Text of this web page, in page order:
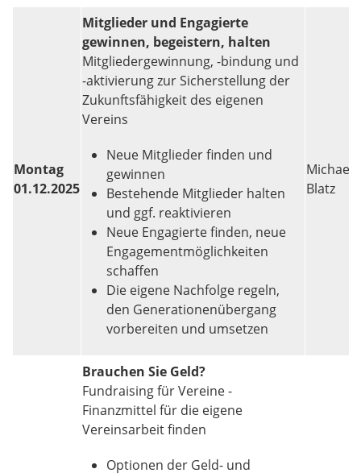
Montag
01.12.2025
Mitglieder und Engagierte
gewinnen, begeistern, halten
Mitgliedergewinnung, -bindung und
-aktivierung zur Sicherstellung der
Zukunftsfähigkeit des eigenen
Vereins
Neue Mitglieder finden und
gewinnen
Bestehende Mitglieder halten
und ggf. reaktivieren
Neue Engagierte finden, neue
Engagementmöglichkeiten
schaffen
Die eigene Nachfolge regeln,
den Generationenübergang
vorbereiten und umsetzen
Michael
Blatz
Brauchen Sie Geld?
Fundraising für Vereine -
Finanzmittel für die eigene
Vereinsarbeit finden
Optionen der Geld- und